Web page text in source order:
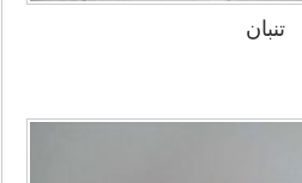
تنبان